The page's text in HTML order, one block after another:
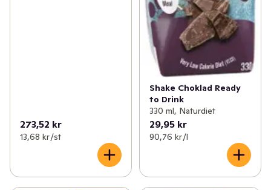
273,52 kr
13,68 kr /st
Shake Choklad Ready
to Drink
330 ml, Naturdiet
29,95 kr
90,76 kr /l